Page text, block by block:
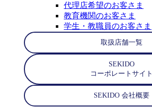
代理店希望のお客さま
教育機関のお客さま
学生・教職員のお客さま
取扱店舗一覧
SEKIDO
コーポレートサイト
SEKIDO 会社概要